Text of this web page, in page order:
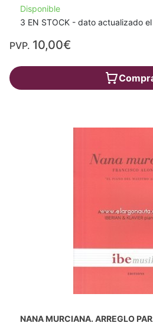
Disponible
3 EN STOCK - dato actualizado
PVP. 10,00€
NANA MURCIANA. ARREGLO